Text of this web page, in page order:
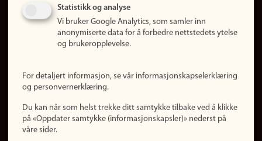
Om nettstedet
Informasjonskapsler
Personvern
Logg inn
Statistikk og analyse
Vi bruker Google Analytics, som samler inn
anonymiserte data for å forbedre nettstedets ytelse
og brukeropplevelse.
For detaljert informasjon, se vår informasjonskapselerklæring
og personvernerklæring.
Du kan når som helst trekke ditt samtykke tilbake ved å klikke
på «Oppdater samtykke (informasjonskapsler)» nederst på
våre sider.